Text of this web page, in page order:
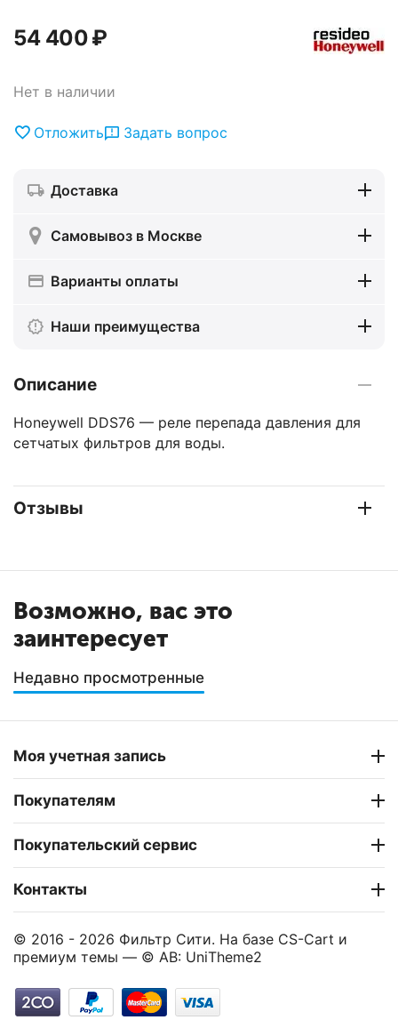
54 400₽
Нет в наличии
Отложить Задать вопрос
Доставка
Самовывоз в Москве
Варианты оплаты
Наши преимущества
Описание
Honeywell DDS76 — реле перепада давления для
сетчатых фильтров для воды.
Отзывы
Возможно, вас это
заинтересует
Недавно просмотренные
Моя учетная запись
Покупателям
Покупательский сервис
Контакты
© 2016 - 2026 Фильтр Сити. На базе CS-Cart и
премиум темы — © AB: UniTheme2